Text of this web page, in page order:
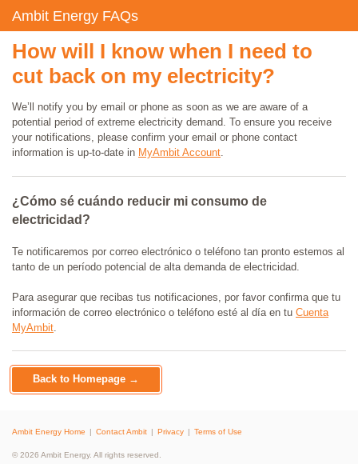
Ambit Energy FAQs
How will I know when I need to
cut back on my electricity?
We’ll notify you by email or phone as soon as we are aware of a
potential period of extreme electricity demand. To ensure you receive
your notifications, please confirm your email or phone contact
information is up-to-date in MyAmbit Account.
¿Cómo sé cuándo reducir mi consumo de
electricidad?
Te notificaremos por correo electrónico o teléfono tan pronto estemos al
tanto de un período potencial de alta demanda de electricidad.
Para asegurar que recibas tus notificaciones, por favor confirma que tu
información de correo electrónico o teléfono esté al día en tu Cuenta
MyAmbit
Back to Homepage →
Ambit Energy Home Contact Ambit Privacy Terms of Use
© 2026 Ambit Energy. All rights reserved.